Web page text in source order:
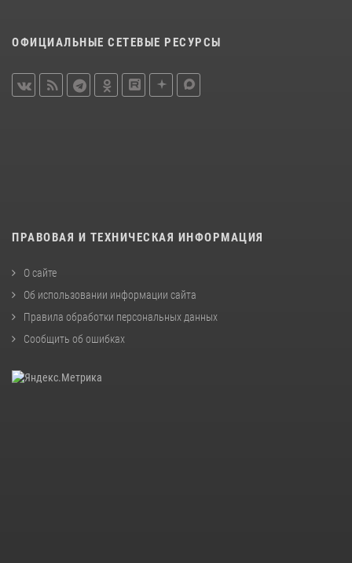
ОФИЦИАЛЬНЫЕ СЕТЕВЫЕ РЕСУРСЫ
ПРАВОВАЯ И ТЕХНИЧЕСКАЯ ИНФОРМАЦИЯ
О сайте
Об использовании информации сайта
Правила обработки персональных данных
Сообщить об ошибках